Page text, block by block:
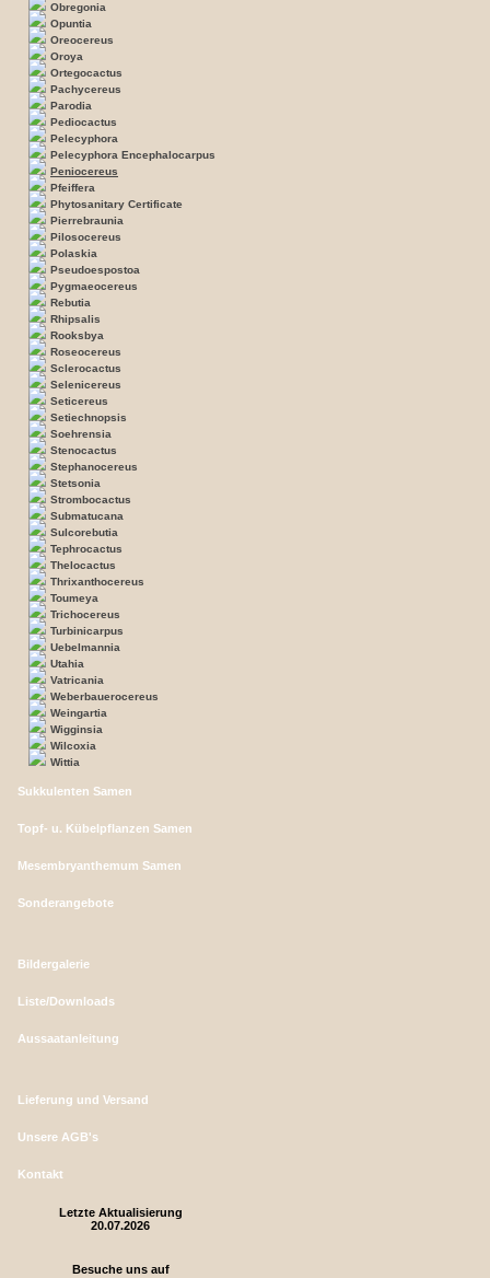
Obregonia
Opuntia
Oreocereus
Oroya
Ortegocactus
Pachycereus
Parodia
Pediocactus
Pelecyphora
Pelecyphora Encephalocarpus
Peniocereus
Pfeiffera
Phytosanitary Certificate
Pierrebraunia
Pilosocereus
Polaskia
Pseudoespostoa
Pygmaeocereus
Rebutia
Rhipsalis
Rooksbya
Roseocereus
Sclerocactus
Selenicereus
Seticereus
Setiechnopsis
Soehrensia
Stenocactus
Stephanocereus
Stetsonia
Strombocactus
Submatucana
Sulcorebutia
Tephrocactus
Thelocactus
Thrixanthocereus
Toumeya
Trichocereus
Turbinicarpus
Uebelmannia
Utahia
Vatricania
Weberbauerocereus
Weingartia
Wigginsia
Wilcoxia
Wittia
Sukkulenten Samen
Topf- u. Kübelpflanzen Samen
Mesembryanthemum Samen
Sonderangebote
Bildergalerie
Liste/Downloads
Aussaatanleitung
Lieferung und Versand
Unsere AGB's
Kontakt
Letzte Aktualisierung
20.07.2026
Besuche uns auf